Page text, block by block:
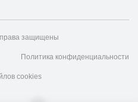
защищены
Политика конфиденциальности
cookies